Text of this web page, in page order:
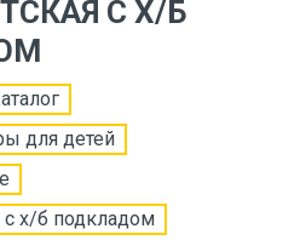
С Х/Б
для детей
с х/б подкладом